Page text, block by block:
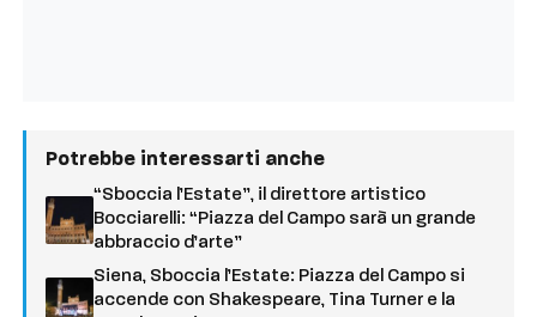
Potrebbe interessarti anche
“Sboccia l’Estate”, il direttore artistico
Bocciarelli: “Piazza del Campo sarà un grande
abbraccio d’arte”
Siena, Sboccia l’Estate: Piazza del Campo si
accende con Shakespeare, Tina Turner e la